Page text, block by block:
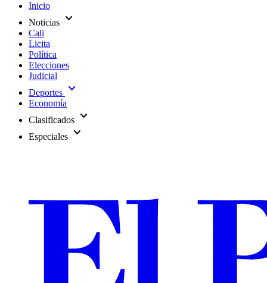
Inicio
Noticias expand_more
Cali
Licita
Política
Elecciones
Judicial
Deportes expand_more
Economía
Clasificados expand_more
Especiales expand_more